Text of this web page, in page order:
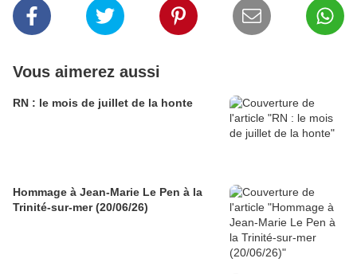
Vous aimerez aussi
RN : le mois de juillet de la honte
Hommage à Jean-Marie Le Pen à la
Trinité-sur-mer (20/06/26)